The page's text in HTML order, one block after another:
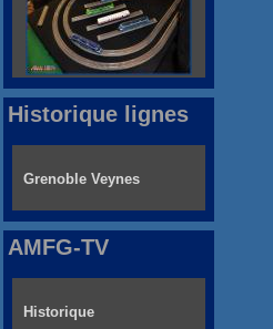
Historique lignes
Grenoble Veynes
AMFG-TV
Historique